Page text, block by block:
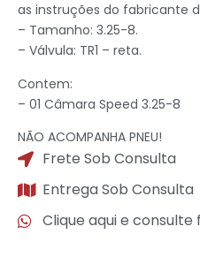
as instruções do fabricante
– Tamanho: 3.25-8.
– Válvula: TR1 – reta.
Contem:
– 01 Câmara Speed 3.25-8
NÃO ACOMPANHA PNEU!
Frete Sob Consulta
Entrega Sob Consulta
Clique aqui e